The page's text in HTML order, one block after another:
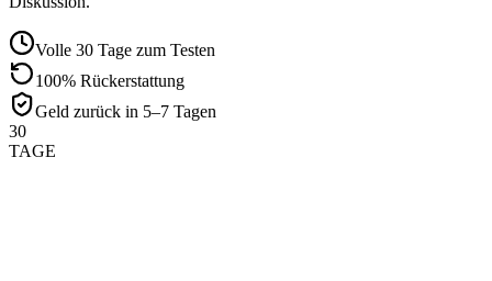
Volle 30 Tage zum Testen
100% Rückerstattung
Geld zurück in 5–7 Tagen
30
TAGE